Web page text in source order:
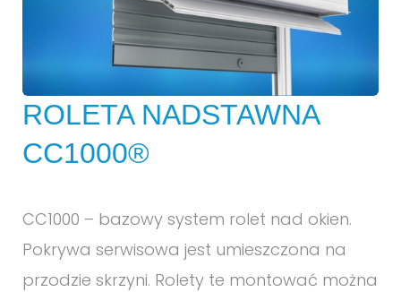
ROLETA NADSTAWNA
CC1000®
CC1000 – bazowy system rolet nad okien.
Pokrywa serwisowa jest umieszczona na
przodzie skrzyni. Rolety te montować można